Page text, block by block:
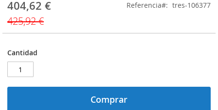
Precio
404,62 €
425,92 €
Referencia tres-106377
Cantidad
Comprar
galería
de
imágenes